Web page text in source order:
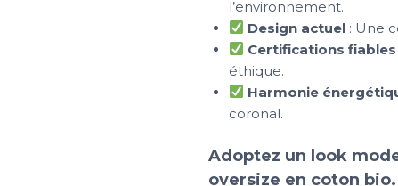
l’environnement.
Design actuel: Une
Certifications fiables
éthique.
Harmonie
coronal.
Adoptez un look
oversize en coton bio.